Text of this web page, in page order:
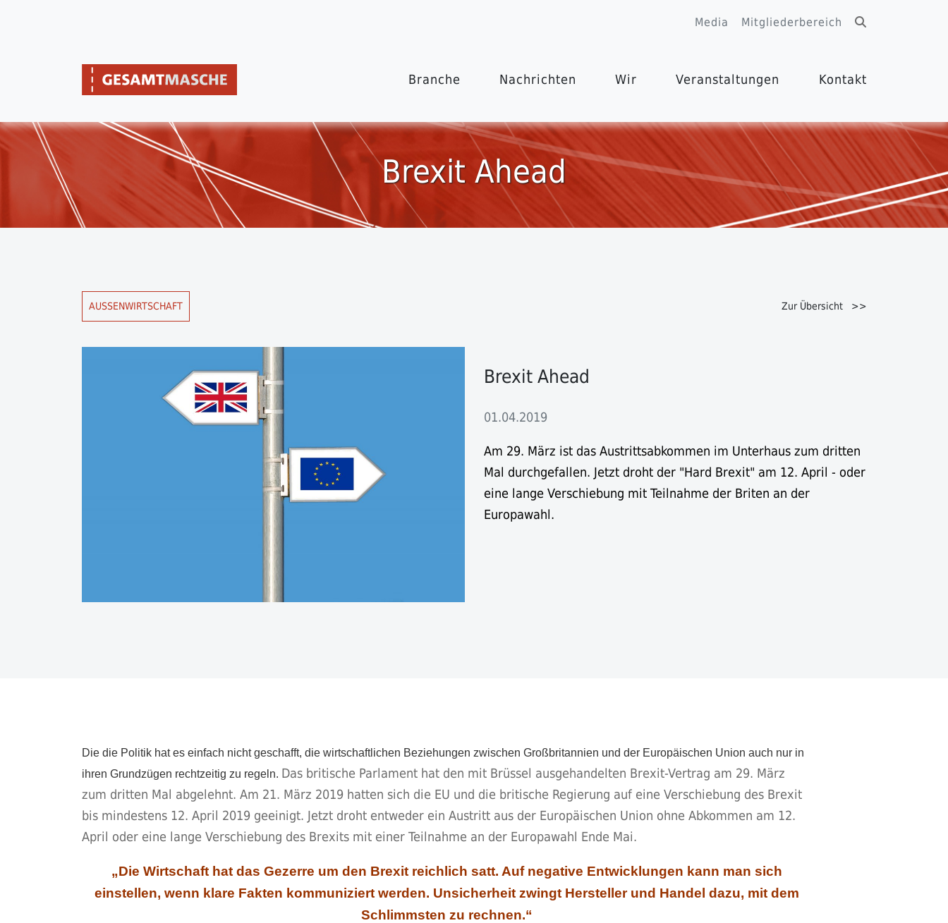
Media Mitgliederbereich
Branche Nachrichten Wir Veranstaltungen Kontakt
Brexit Ahead
AUSSENWIRTSCHAFT Zur Übersicht >>
Brexit Ahead
01.04.2019
Am 29. März ist das Austrittsabkommen im Unterhaus zum dritten
Mal durchgefallen. Jetzt droht der "Hard Brexit" am 12. April - oder
eine lange Verschiebung mit Teilnahme der Briten an der
Europawahl.
Die die Politik hat es einfach nicht geschafft, die wirtschaftlichen Beziehungen zwischen Großbritannien und der Europäischen Union auch nur in
ihren Grundzügen rechtzeitig zu regeln. Das britische Parlament hat den mit Brüssel ausgehandelten Brexit-Vertrag am 29. März
zum dritten Mal abgelehnt. Am 21. März 2019 hatten sich die EU und die britische Regierung auf eine Verschiebung des Brexit
bis mindestens 12. April 2019 geeinigt. Jetzt droht entweder ein Austritt aus der Europäischen Union ohne Abkommen am 12.
April oder eine lange Verschiebung des Brexits mit einer Teilnahme an der Europawahl Ende Mai.
„Die Wirtschaft hat das Gezerre um den Brexit reichlich satt. Auf negative Entwicklungen kann man sich
einstellen, wenn klare Fakten kommuniziert werden. Unsicherheit zwingt Hersteller und Handel dazu, mit dem
Schlimmsten zu rechnen.“